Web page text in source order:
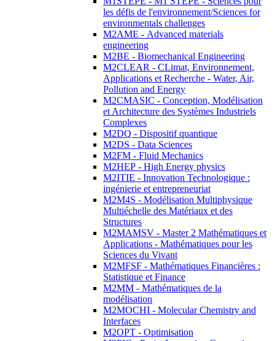
les défis de l'environnement/Sciences for
environmentals challenges
M2AME - Advanced materials
engineering
M2BE - Biomechanical Engineering
M2CLEAR - CLimat, Environnement,
Applications et Recherche - Water, Air,
Pollution and Energy
M2CMASIC - Conception, Modélisation
et Architecture des Systèmes Industriels
Complexes
M2DQ - Dispositif quantique
M2DS - Data Sciences
M2FM - Fluid Mechanics
M2HEP - High Energy physics
M2ITIE - Innovation Technologique :
ingénierie et entrepreneuriat
M2M4S - Modélisation Multiphysique
Multiéchelle des Matériaux et des
Structures
M2MAMSV - Master 2 Mathématiques et
Applications - Mathématiques pour les
Sciences du Vivant
M2MFSF - Mathématiques Financières :
Statistique et Finance
M2MM - Mathématiques de la
modélisation
M2MOCHI - Molecular Chemistry and
Interfaces
M2OPT - Optimisation